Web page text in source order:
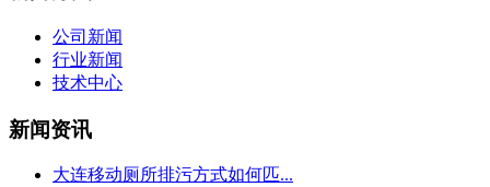
公司新闻
行业新闻
技术中心
新闻资讯
大连移动厕所排污方式如何匹...